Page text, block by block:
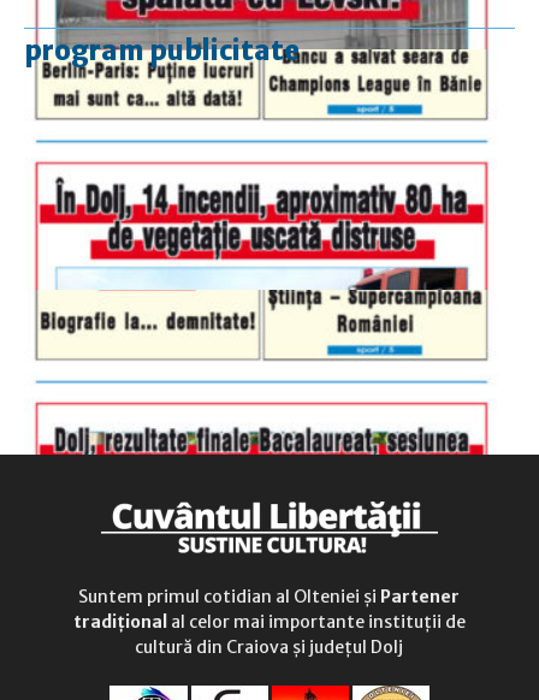
program publicitate
luni-vineri
9.00 - 17.00
duminică
9.00 - 12.00
Suntem primul cotidian al Olteniei și Partener
tradițional al celor mai importante instituții de
cultură din Craiova și județul Dolj